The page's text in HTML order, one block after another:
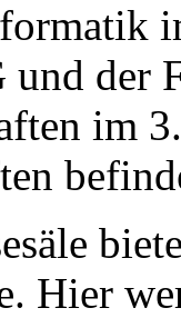
der
im
Hier